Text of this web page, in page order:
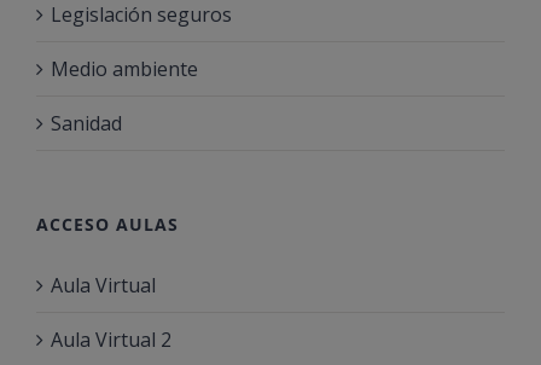
Legislación seguros
Medio ambiente
Sanidad
ACCESO AULAS
Aula Virtual
Aula Virtual 2